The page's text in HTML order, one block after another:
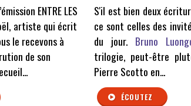
ENTRE LES
artiste qui écrit
le recevons à
de son
S'il est bien deux
ce sont celles des
du jour. Bruno
trilogie, peut-être
Pierre Scotto en...
ÉCOUTEZ